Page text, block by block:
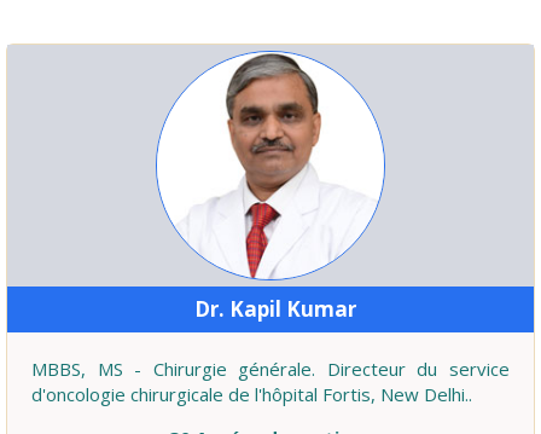
Dr. Kapil Kumar
MBBS, MS - Chirurgie générale. Directeur du service
d'oncologie chirurgicale de l'hôpital Fortis, New Delhi..